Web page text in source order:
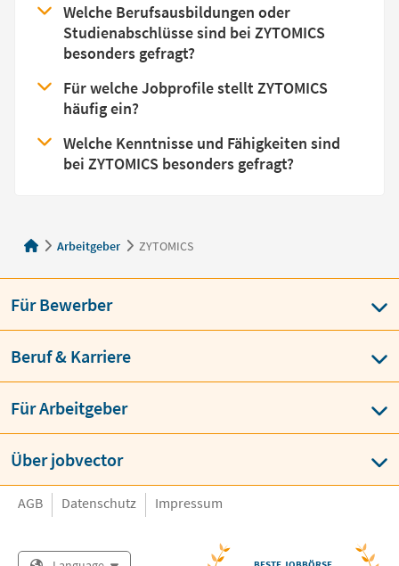
Welche Berufsausbildungen oder
Studienabschlüsse sind bei ZYTOMICS
besonders gefragt?
Für welche Jobprofile stellt ZYTOMICS
häufig ein?
Welche Kenntnisse und Fähigkeiten sind
bei ZYTOMICS besonders gefragt?
Arbeitgeber ZYTOMICS
Für Bewerber
Beruf & Karriere
Für Arbeitgeber
Über jobvector
AGB Datenschutz Impressum